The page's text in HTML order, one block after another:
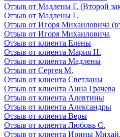
Отзыв от Мадлены Г. (Второй
Отзыв от Мадлены Г.
Отзыв от Игоря Михаиловича
Отзыв от Игоря Михаиловича
Отзыв от клиента Елены
Отзыв от клиента Мария Н.
Отзыв от клиента Мадлены
Отзыв от Сергея М.
Отзыв от клиента Светланы
Отзыв от клиента Анна Грачева
Отзыв от клиента Алевтины
Отзыв от клиента Александры
Отзыв от клиента Веры
Отзыв от клиента Любовь С.
Отзыв от клиента Ирины